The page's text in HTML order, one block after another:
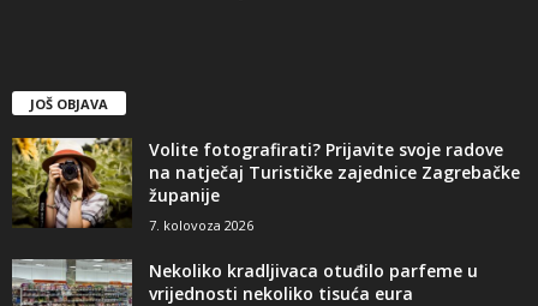
JOŠ OBJAVA
Volite fotografirati? Prijavite svoje radove
na natječaj Turističke zajednice Zagrebačke
županije
7. kolovoza 2026
Nekoliko kradljivaca otuđilo parfeme u
vrijednosti nekoliko tisuća eura